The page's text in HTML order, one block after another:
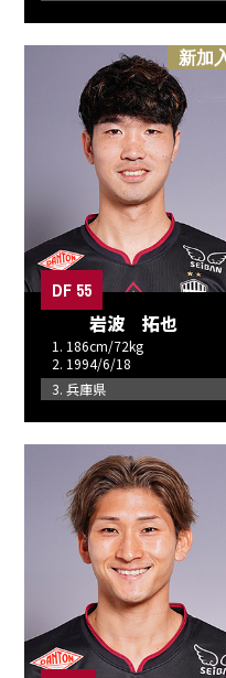
新加
DF 55
岩波 拓也
1. 186cm/72kg
2. 1994/6/18
3. 兵庫県